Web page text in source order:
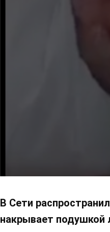
В Сети
накрывает подушкой